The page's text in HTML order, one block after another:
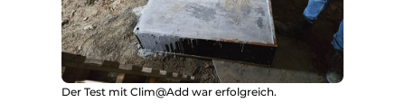
Der Test mit Clim@Add war erfolgreich.